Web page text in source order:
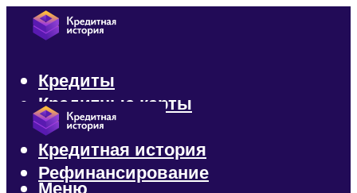
Кредиты
Кредитные карты
Микрозаймы
Кредитная история
Рефинансирование
Меню